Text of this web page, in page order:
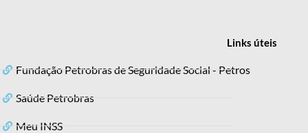
Linksúteis
Fundação Petrobras de Seguridade Social - Petros
Saúde Petrobras
Meu INSS